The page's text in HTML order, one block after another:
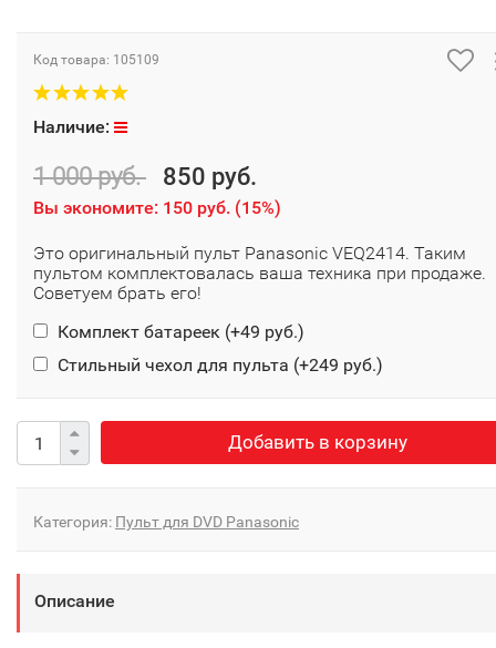
Код товара: 105109
Наличие:
1 000 руб. 850 руб.
Вы экономите: 150 руб. (15%)
Это оригинальный пульт Panasonic VEQ2414. Таким
пультом комплектовалась ваша техника при продаже.
Советуем брать его!
Комплект батареек (+49 руб.)
Стильный чехол для пульта (+249 руб.)
Добавить в корзину
Категория: Пульт для DVD Panasonic
Описание